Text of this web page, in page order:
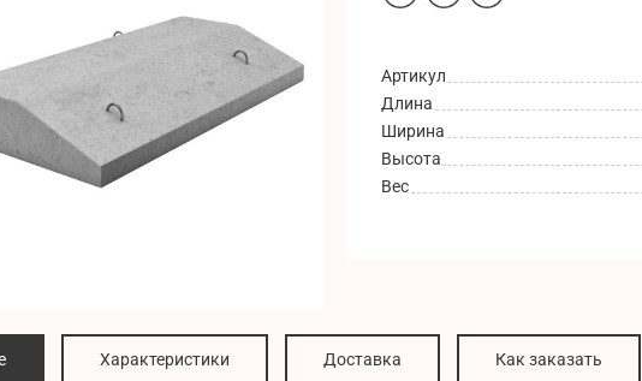
Артикул
Длина
Ширина
Высота
Вес
Характеристики Доставка Как заказать